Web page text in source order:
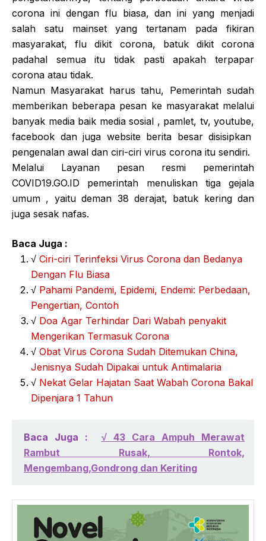
corona ini dengan flu biasa, dan ini yang menjadi
salah satu mainset yang tertanam pada fikiran
masyarakat, flu dikit corona, batuk dikit corona
padahal semua itu tidak pasti apakah terpapar
corona atau tidak.
Namun Masyarakat harus tahu, Pemerintah sudah
memberikan beberapa pesan ke masyarakat melalui
banyak media baik media sosial , pamlet, tv, youtube,
facebook dan juga website berita besar disisipkan
pengenalan awal dan ciri-ciri virus corona itu sendiri.
Melalui Layanan pesan resmi pemerintah
COVID19.GO.ID pemerintah menuliskan tiga gejala
umum , yaitu deman 38 derajat, batuk kering dan
juga sesak nafas.
Baca Juga :
√ Ciri-ciri Terinfeksi Virus Corona dan Bedanya
Dengan Flu Biasa
√ Pahami Pandemi, Epidemi, Endemi: Perbedaan,
Pengertian, Contoh
√ Doa Agar Terhindar Dari Wabah penyakit
Mengerikan Termasuk Corona
√ Obat Virus Corona Sudah Ditemukan China,
Jenisnya Sudah Dipakai untuk Antimalaria
√ Nekat Gelar Hajatan Saat Wabah Corona Bakal
Dipenjara 1 Tahun
Baca Juga :
√ 43 Cara Ampuh Merawat
Rambut Rusak, Rontok,
Mengembang,Gondrong dan Keriting